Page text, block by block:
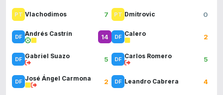
Vlachodimos 7
Andrés Castrín 14
Gabriel Suazo 5
José Ángel Carmona 2
Dmitrovic 0
Calero 2
Carlos Romero 5
Leandro Cabrera 4